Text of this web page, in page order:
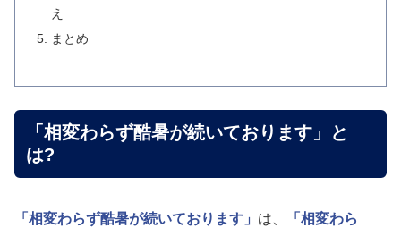
え
まとめ
「相変わらず酷暑が続いております」と
は?
「相変わらず酷暑が続いております」 は、
「相変わら